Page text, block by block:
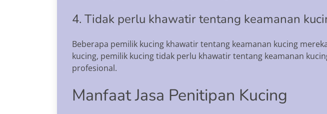
4. Tidak perlu khawatir tentang keamanan
Beberapa pemilik kucing khawatir tentang keamanan kucing
kucing, pemilik kucing tidak perlu khawatir tentang keamanan
profesional.
Manfaat Jasa Penitipan Kucing